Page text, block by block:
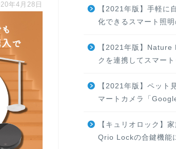
年4月28日
【2021年版】手軽に
化できるスマート照
【2021年版】Nature
クを連携してスマー
【2021年版】ペット
マートカメラ「
【キュリオロック】
Qrio Lockの合鍵機能